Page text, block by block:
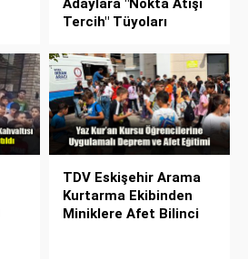
Adaylara "Nokta Atışı
Tercih" Tüyoları
TDV Eskişehir Arama
Kurtarma Ekibinden
Miniklere Afet Bilinci